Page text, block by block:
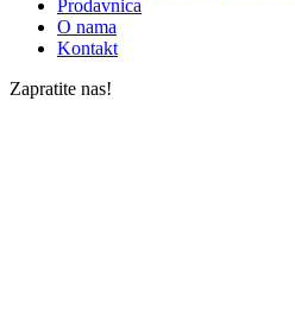
Prodavnica
O nama
Kontakt
Zapratite nas!